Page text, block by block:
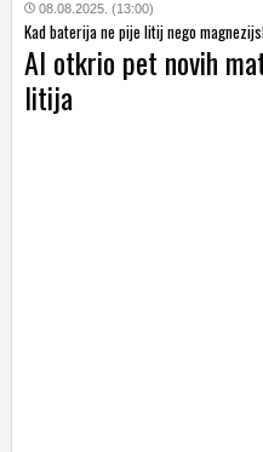
08.08.2025. (13:00)
Kad baterija ne pije litij nego
AI otkrio pet novih
litija